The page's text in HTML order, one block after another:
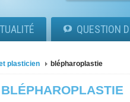
QUESTION
plasticien blépharoplastie
BLÉPHAROPLASTIE